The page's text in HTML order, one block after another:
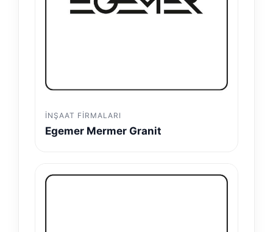
İNŞAAT FIRMALARI
Egemer Mermer Granit